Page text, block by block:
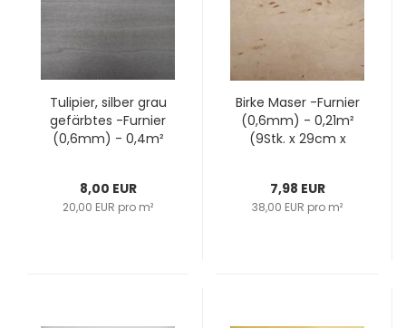
Tulipier, silber grau
gefärbtes -Furnier
(0,6mm) - 0,4m²
8,00 EUR
20,00 EUR pro m²
Birke Maser -Furnier
(0,6mm) - 0,21m²
(9Stk. x 29cm x
7,98 EUR
38,00 EUR pro m²